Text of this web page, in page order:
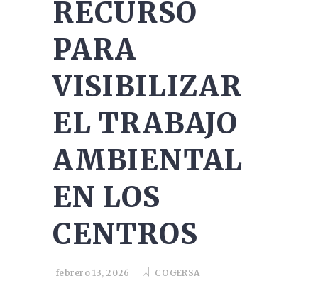
RECURSO
PARA
VISIBILIZAR
EL TRABAJO
AMBIENTAL
EN LOS
CENTROS
febrero 13, 2026 COGERSA